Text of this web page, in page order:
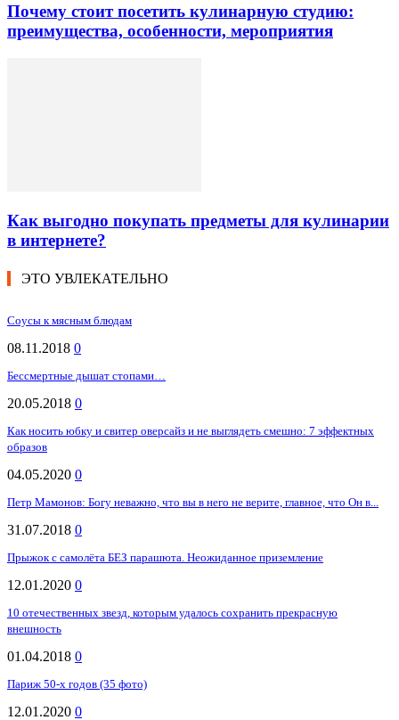
Почему стоит посетить кулинарную студию:
преимущества, особенности, мероприятия
Как выгодно покупать предметы для кулинарии
в интернете?
ЭТО УВЛЕКАТЕЛЬНО
Соусы к мясным блюдам
08.11.2018 0
Бессмертные дышат стопами…
20.05.2018 0
Как носить юбку и свитер оверсайз и не выглядеть смешно: 7 эффектных
образов
04.05.2020 0
Петр Мамонов: Богу неважно, что вы в него не верите, главное, что Он в...
31.07.2018 0
Прыжок с самолёта БЕЗ парашюта. Неожиданное приземление
12.01.2020 0
10 отечественных звезд, которым удалось сохранить прекрасную
внешность
01.04.2018 0
Париж 50-х годов (35 фото)
12.01.2020 0